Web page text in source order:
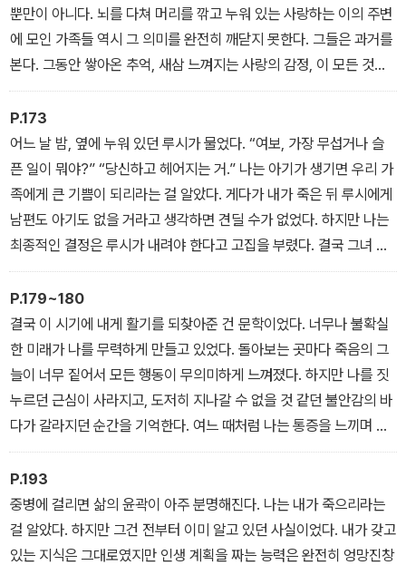
기 위해 시력 손상을 감수해야 한다면? 발작을 멈추려고 하다가 오른
손을 못 쓰게 된다면? 당신의 아이가 얼마만큼 극심한 고통을 받으면
차라리 죽는 게 낫겠다고 말하게 될까?
뿐만이 아니다. 뇌를 다쳐 머리를 깎고 누워 있는 사랑하는 이의 주변
에 모인 가족들 역시 그 의미를 완전히 깨닫지 못한다. 그들은 과거를
본다. 그동안 쌓아온 추억, 새삼 느껴지는 사랑의 감정, 이 모든 것을
그들 앞에 놓인 몸이 대변한다고 생각한다. 하지만 나는 앞으로 들이
닥칠 미래를 본다. 외과 수술로 목에 뚫은 구멍을 통해 연결된 호흡보
조기, 복부에 낸 구멍으로 한 방울씩 똑똑 떨어지는 투명한 액체, 장기
간 지속되는 고통스러운 치료 과정과 불완전한 회복. 때로는 환자가
사람들이 기억하는 예전의 모습으로 되돌아가지 못하는 경우도 많다.
P.173
어느 날 밤, 옆에 누워 있던 루시가 물었다. “여보, 가장 무섭거나 슬
픈 일이 뭐야?” “당신하고 헤어지는 거.” 나는 아기가 생기면 우리 가
족에게 큰 기쁨이 되리라는 걸 알았다. 게다가 내가 죽은 뒤 루시에게
남편도 아기도 없을 거라고 생각하면 견딜 수가 없었다. 하지만 나는
최종적인 결정은 루시가 내려야 한다고 고집을 부렸다. 결국 그녀 혼
자 아기를 키워야 할 텐데, 내 병이 악화되면 나까지 돌보느라 더 힘들
것이었다. “아기가 생기면 우리가 제대로 시간을 함께 보낼 수 있을
까?” 루시가 물었다. “아기와 헤어져야 한다면 죽음이 더 고통스럽지
않을까?” “그렇다 해도 아기는 멋진 선물 아니겠어?” 내가 말했다.
루시와 나는 고통을 피하는 것만이 삶은 아니라고 느꼈다.
P.179~180
결국 이 시기에 내게 활기를 되찾아준 건 문학이었다. 너무나 불확실
한 미래가 나를 무력하게 만들고 있었다. 돌아보는 곳마다 죽음의 그
늘이 너무 짙어서 모든 행동이 무의미하게 느껴졌다. 하지만 나를 짓
누르던 근심이 사라지고, 도저히 지나갈 수 없을 것 같던 불안감의 바
다가 갈라지던 순간을 기억한다. 여느 때처럼 나는 통증을 느끼며 깨
어났고, 아침을 먹은 다음엔 할 일이 아무것도 없었다. ‘나는 계속 나
아갈 수 없어.’라고 생각하는 순간, 그에 대한 응답이 떠올랐다. 그건
내가 오래전 학부 시절 배웠던 사뮈엘 베케트의 구절이기도 했다. “그
래도 계속 나아갈 거야.” 나는 침대에서 나와 한 걸음 앞으로 내딛고
는 그 구절을 몇 번이고 반복했다. “나는 계속 나아갈 수 없어, 그래도
P.193
중병에 걸리면 삶의 윤곽이 아주 분명해진다. 나는 내가 죽으리라는
걸 알았다. 하지만 그건 전부터 이미 알고 있던 사실이었다. 내가 갖고
있는 지식은 그대로였지만 인생 계획을 짜는 능력은 완전히 엉망진창